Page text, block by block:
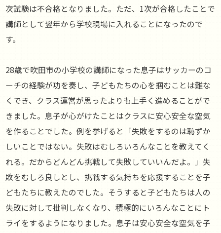
次試験は不合格となりました。ただ、1次が合格したことで
講師として翌年から学校現場に入れることになったので
す。
28歳で吹田市の小学校の講師になった息子はサッカーのコ
ーチの経験が功を奏し、子どもたちの心を掴むことは難な
くでき、クラス運営が思ったよりも上手く進めることがで
きました。息子が心がけたことはクラスに安心安全な空気
を作ることでした。例を挙げると「失敗をするのは恥ずか
しいことではない。失敗はむしろいろんなことを教えてく
れる。だからどんどん挑戦して失敗していいんだよ。」失
敗をむしろ良しとし、挑戦する気持ちを応援することを子
どもたちに教えたのでした。そうすると子どもたちは人の
失敗に対して批判しなくなり、積極的にいろんなことにト
ライをするようになりました。息子は安心安全な空気を子